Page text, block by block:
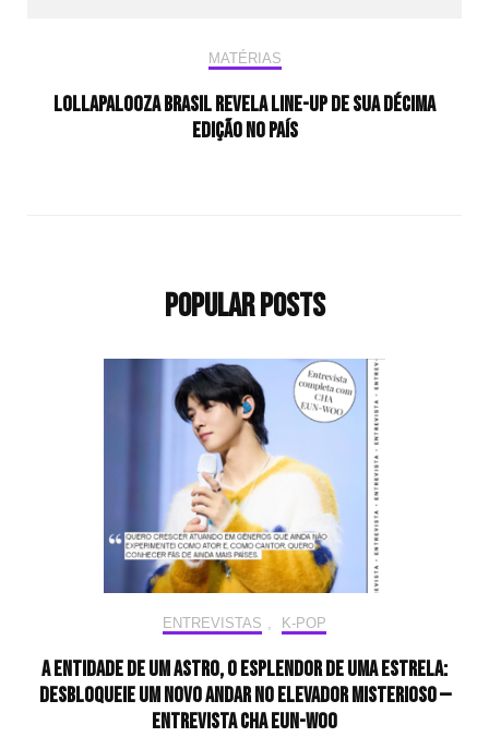
MATÉRIAS
Lollapalooza Brasil revela line-up de sua décima
edição no país
Popular Posts
ENTREVISTAS , K-POP
A entidade de um astro, o esplendor de uma estrela:
desbloqueie um novo andar no elevador misterioso —
Entrevista CHA EUN-WOO